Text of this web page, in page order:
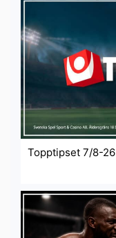
Topptipset 7/8-26